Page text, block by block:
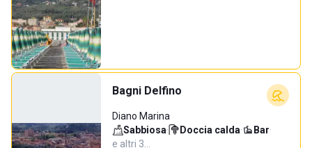
Bagni Delfino
Diano Marina
Sabbiosa· Doccia calda· Bar·
e altri 3…